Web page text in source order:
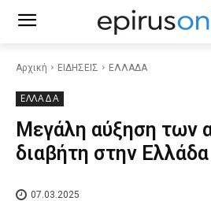
Αρχική ΕΙΔΗΣΕΙΣ ΕΛΛΑΔΑ
ΕΛΛΑΔΑ
Μεγάλη αύξηση των
διαβήτη στην Ελλάδα
07.03.2025